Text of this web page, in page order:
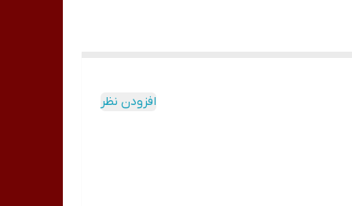
افزودن نظر